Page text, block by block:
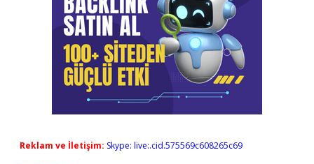
Reklam ve İletişim: Skype: live:.cid.575569c608265c69